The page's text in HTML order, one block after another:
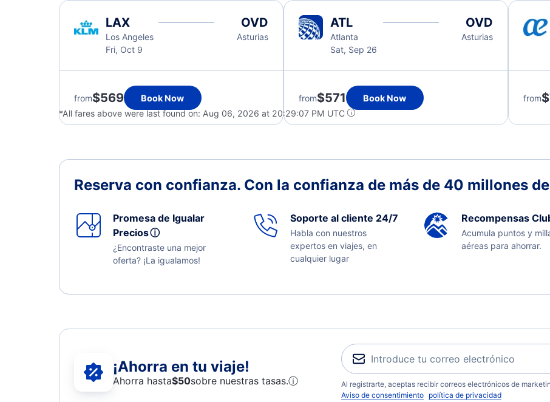
LAX
Los Angeles
Fri, Oct 9
OVD
Asturias
from$569 Book Now
ATL
Atlanta
Sat, Sep 26
OVD
Asturias
from$571 Book Now from
*All fares above were last found on: Aug 06, 2026 at 20:29:07 PM UTC
Reserva con confianza. Con la confianza de más de 40 millones
Promesa de Igualar
Preciosⓘ
¿Encontraste una mejor
oferta? ¡La igualamos!
Soporte al cliente 24/7
Habla con nuestros
expertos en viajes, en
cualquier lugar
Recompensas
Acumula puntos y
aéreas para ahorrar.
¡Ahorra en tu viaje!
Ahorra hasta$50sobre nuestras tasas.ⓘ
Al registrarte, aceptas recibir correos electrónicos de
Aviso de consentimiento política de privacidad